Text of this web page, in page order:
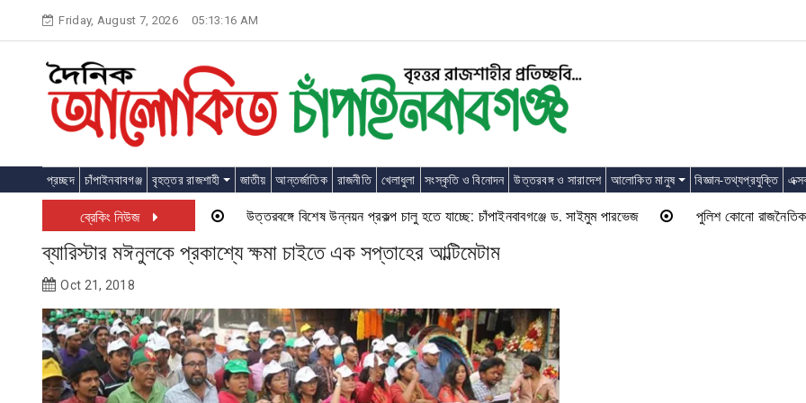
content
Friday, August 7, 2026 05:13:17 AM
প্রচ্ছদ চাঁপাইনবাবগঞ্জ বৃহত্তর রাজশাহী জাতীয় আন্তর্জাতিক রাজনীতি খেলাধুলা সংস্কৃতি ও বিনোদন উত্তরবঙ্গ ও সারাদেশ আলোকিত মানুষ বিজ্ঞান-তথ্যপ্রযুক্তি
ব্রেকিং নিউজ উত্তরবঙ্গে বিশেষ উন্নয়ন প্রকল্প চালু হতে যাচ্ছে: চাঁপাইনবাবগঞ্জে ড. সাইমুম পারভেজ পুলিশ কোনো রাজনৈতিক দলের
ব্যারিস্টার মঈনুলকে প্রকাশ্যে ক্ষমা চাইতে এক সপ্তাহের আল্টিমেটাম
Oct 21, 2018